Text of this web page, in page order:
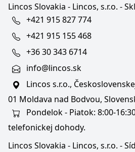
Lincos Slovakia - Lincos, s.r.o. -
+421 915 827 774
+421 915 155 468
+36 30 343 6714
info@lincos.sk
Lincos s.r.o.,
01 Moldava nad Bodvou,
Pondelok - Piatok: 8:00-
telefonickej dohody.
Lincos Slovakia - Lincos, s.r.o. -